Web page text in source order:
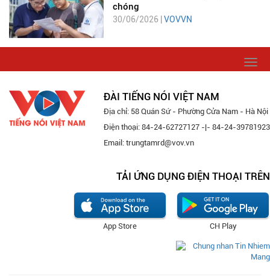
chóng
30/06/2026 | VOVVN
ĐÀI TIẾNG NÓI VIỆT NAM
Địa chỉ: 58 Quán Sứ - Phường Cửa Nam - Hà Nội
Điện thoại: 84-24-62727127 -|- 84-24-39781923
Email: trungtamrd@vov.vn
TẢI ỨNG DỤNG ĐIỆN THOẠI TRÊN
CH Play
App Store